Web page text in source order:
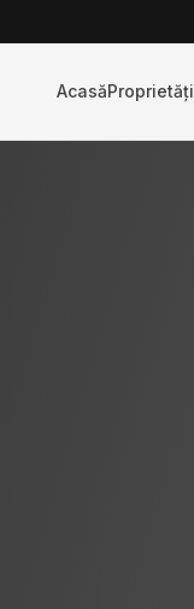
AcasăProprietăți